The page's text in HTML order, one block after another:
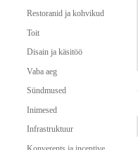
Restoranid ja kohvikud
Toit
Disain ja käsitöö
Vaba aeg
Sündmused
Inimesed
Infrastruktuur